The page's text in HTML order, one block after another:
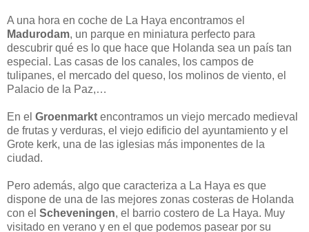
A una hora en coche de La Haya encontramos el
Madurodam, un parque en miniatura perfecto para
descubrir qué es lo que hace que Holanda sea un país tan
especial. Las casas de los canales, los campos de
tulipanes, el mercado del queso, los molinos de viento, el
Palacio de la Paz,…
En el Groenmarkt encontramos un viejo mercado medieval
de frutas y verduras, el viejo edificio del ayuntamiento y el
Grote kerk, una de las iglesias más imponentes de la
ciudad.
Pero además, algo que caracteriza a La Haya es que
dispone de una de las mejores zonas costeras de Holanda
con el Scheveningen, el barrio costero de La Haya. Muy
visitado en verano y en el que podemos pasear por su